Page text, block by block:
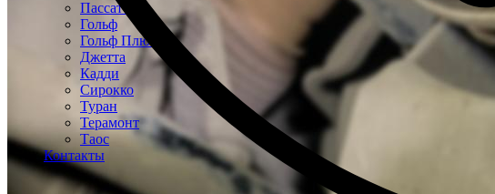
Пассат СС
Гольф
Гольф Плюс
Джетта
Кадди
Сирокко
Туран
Терамонт
Таос
Контакты